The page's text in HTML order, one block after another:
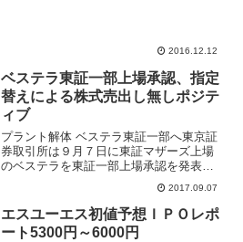
2016.12.12
ベステラ東証一部上場承認、指定
替えによる株式売出し無しポジテ
ィブ
プラント解体 ベステラ東証一部へ東京証
券取引所は９月７日に東証マザーズ上場
のベステラを東証一部上場承認を発表し
た。上場指定替えは２０１７年９月１４
日からとなり、流動性の高まりとＴＯＰ
ＩＸ算入による買い需要が発生するため
にベステラ株価にポジテ...
2017.09.07
エスユーエス初値予想ＩＰＯレポ
ート5300円～6000円